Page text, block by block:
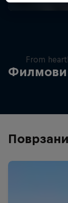
From